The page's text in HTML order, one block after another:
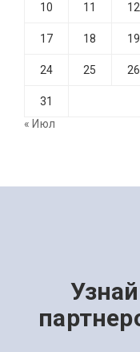
10 11 12
17 18 19
24 25 26
31
« Июл